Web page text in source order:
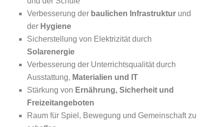
Verbesserung der baulichen Infrastruktur und
der Hygiene
Sicherstellung von Elektrizität durch
Solarenergie
Verbesserung der Unterrichtsqualität durch
Ausstattung, Materialien und IT
Stärkung von Ernährung, Sicherheit und
Freizeitangeboten
Raum für Spiel, Bewegung und Gemeinschaft zu